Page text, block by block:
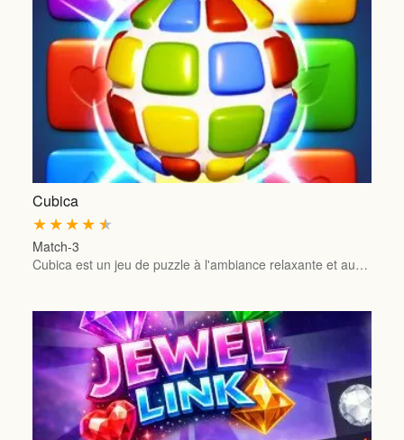
Cubica
★
★
★
★
★
Match-3
Cubica est un jeu de puzzle à l'ambiance relaxante et au…